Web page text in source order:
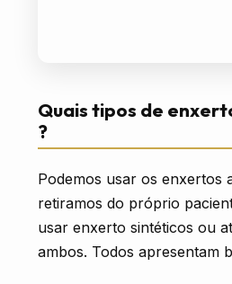
Quais tipos de
?
Podemos usar os enxertos
retiramos do próprio
usar enxerto sintéticos ou
ambos. Todos apresentam